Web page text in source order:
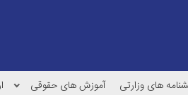
های وزارتی آموزش های حقوقی